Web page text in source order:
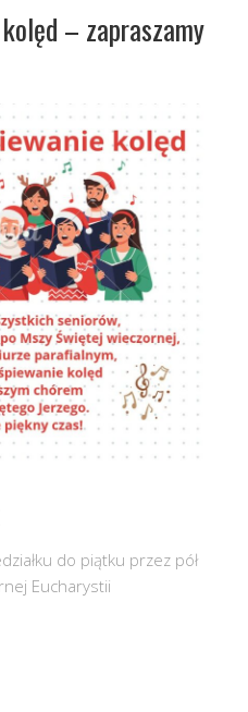
– zapraszamy
do piątku przez pół
Eucharystii